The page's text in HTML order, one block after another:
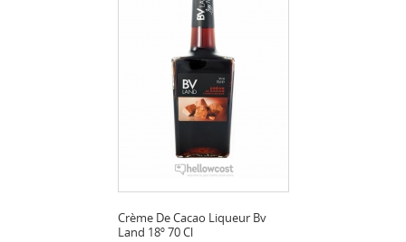
Crème De Cacao Liqueur Bv
Land 18º 70 Cl